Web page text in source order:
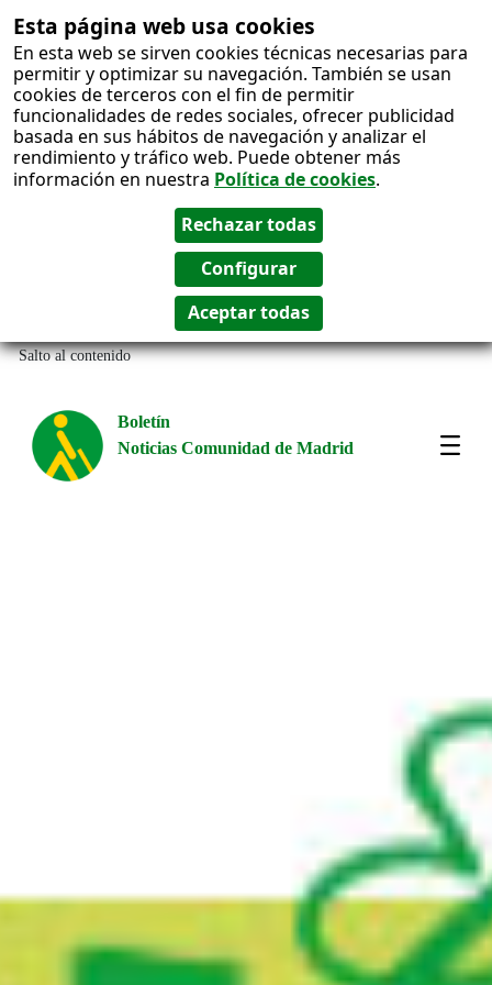
Esta página web usa cookies
En esta web se sirven cookies técnicas necesarias para
permitir y optimizar su navegación. También se usan
cookies de terceros con el fin de permitir
funcionalidades de redes sociales, ofrecer publicidad
basada en sus hábitos de navegación y analizar el
rendimiento y tráfico web. Puede obtener más
información en nuestra Política de cookies.
Salto al contenido
Boletín
Noticias Comunidad de Madrid